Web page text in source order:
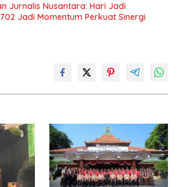
Jurnalis Nusantara: Hari Jadi
Jadi Momentum Perkuat Sinergi